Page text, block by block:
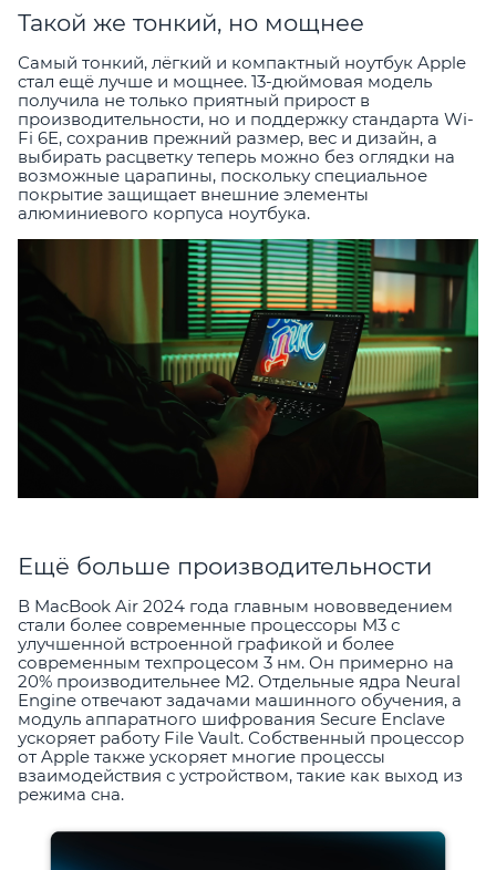
Такой же тонкий, но мощнее
Самый тонкий, лёгкий и компактный ноутбук Apple
cтал ещё лучше и мощнее. 13-дюймовая модель
получила не только приятный прирост в
производительности, но и поддержку стандарта Wi-
Fi 6E, сохранив прежний размер, вес и дизайн, а
выбирать расцветку теперь можно без оглядки на
возможные царапины, поскольку специальное
покрытие защищает внешние элементы
алюминиевого корпуса ноутбука.
Ещё больше производительности
В MacBook Air 2024 года главным нововведением
стали более современные процессоры M3 с
улучшенной встроенной графикой и более
современным техпроцесом 3 нм. Он примерно на
20% производительнее M2. Отдельные ядра Neural
Engine отвечают задачами машинного обучения, а
модуль аппаратного шифрования Secure Enclave
ускоряет работу File Vault. Собственный процессор
от Apple также ускоряет многие процессы
взаимодействия с устройством, такие как выход из
режима сна.